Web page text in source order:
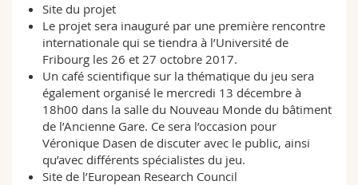
Site du projet
Le projet sera inauguré par une première rencontre
internationale qui se tiendra à l’Université de
Fribourg les 26 et 27 octobre 2017.
Un café scientifiquesur la thématique du jeu sera
également organisé le mercredi 13 décembre à
18h00 dans la salle du Nouveau Monde du bâtiment
de l’Ancienne Gare. Ce sera l’occasion pour
Véronique Dasen de discuter avec le public, ainsi
qu’avec différents spécialistes du jeu.
Site de l’European Research Council